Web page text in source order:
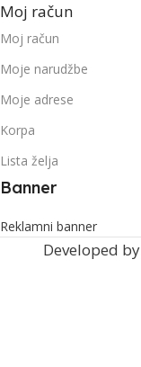
Moj račun
Moj račun
Moje narudžbe
Moje adrese
Korpa
Lista želja
Banner
Reklamni banner
Developed by